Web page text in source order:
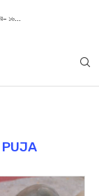
১৬...
PUJA